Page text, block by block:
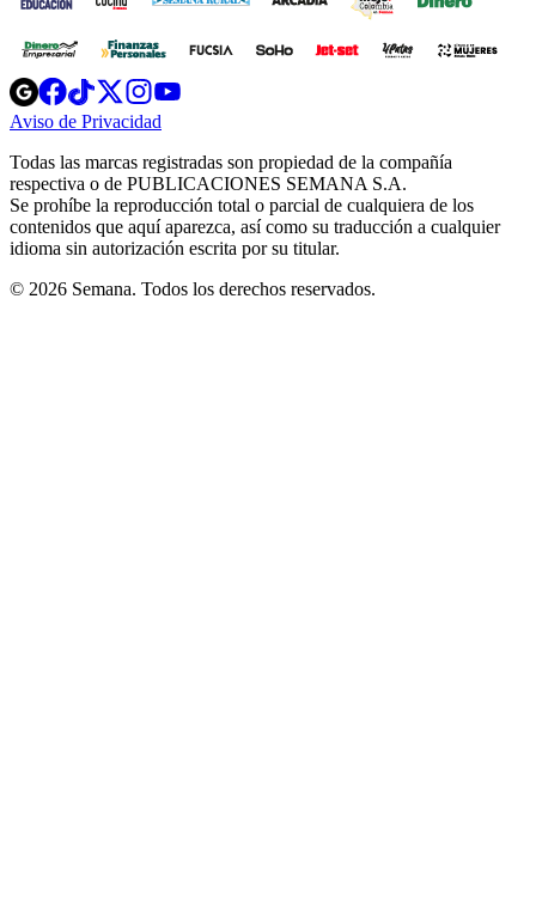
Opens
in
new
Opens
in
new
Opens
in
new
window
Opens
new
windowwindow
Aviso de Privacidad
new
window
Todas las marcas registradas son propiedad de la compañía
respectiva o de PUBLICACIONES SEMANA S.A.
Se prohíbe la reproducción total o parcial de cualquiera de los
contenidos que aquí aparezca, así como su traducción a cualquier
idioma sin autorización escrita por su titular.
© 2026 Semana. Todos los derechos reservados.